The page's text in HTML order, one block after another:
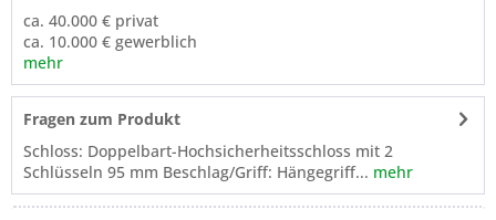
ca. 40.000 € privat
ca. 10.000 € gewerblich
mehr
Fragen zum Produkt
Schloss: Doppelbart-Hochsicherheitsschloss mit 2
Schlüsseln 95 mm Beschlag/Griff: Hängegriff... mehr